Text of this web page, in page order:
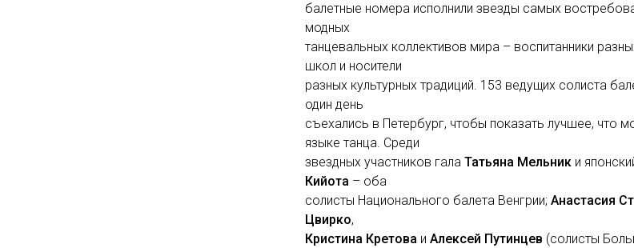
балетные номера исполнили звезды самых
модных
танцевальных коллективов мира – воспитанники
школ и носители
разных культурных традиций. 153 ведущих солиста
один день
съехались в Петербург, чтобы показать лучшее, что
языке танца. Среди
звездных участников гала Татьяна Мельник и
Кийота – оба
солисты Национального балета Венгрии; Анастасия
Цвирко,
Кристина Кретова и Алексей Путинцев (солисты